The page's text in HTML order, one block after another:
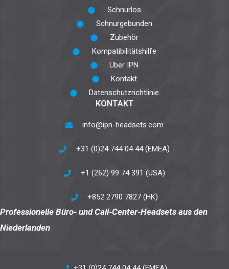
Schnurlos
Schnurgebunden
Zubehör
Kompatibilitätshilfe
Über IPN
Kontakt
Datenschutzrichtlinie
KONTAKT
info@ipn-headsets.com
+31 (0)24 744 04 44 (EMEA)
+1 (262) 99 74 391 (USA)
+852 2790 7827 (HK)
Professionelle Büro- und Call-Center-Headsets aus den
Niederlanden